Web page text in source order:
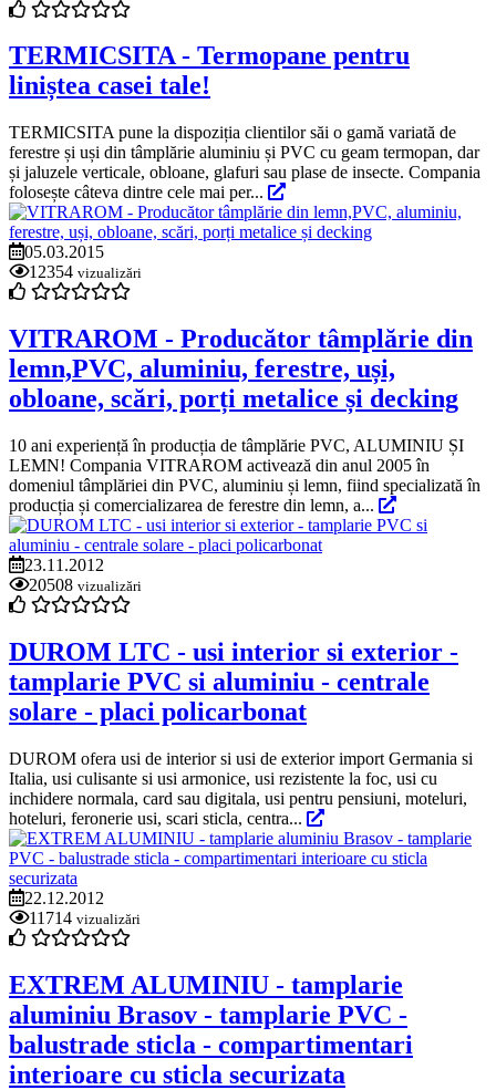
TERMICSITA - Termopane pentru
liniștea casei tale!
TERMICSITA pune la dispoziția clientilor săi o gamă variată de
ferestre și uși din tâmplărie aluminiu și PVC cu geam termopan, dar
și jaluzele verticale, obloane, glafuri sau plase de insecte. Compania
folosește câteva dintre cele mai per...
05.03.2015
12354 vizualizări
VITRAROM - Producător tâmplărie din
lemn,PVC, aluminiu, ferestre, uși,
obloane, scări, porți metalice și decking
10 ani experiență în producția de tâmplărie PVC, ALUMINIU ȘI
LEMN! Compania VITRAROM activează din anul 2005 în
domeniul tâmplăriei din PVC, aluminiu și lemn, fiind specializată în
producția și comercializarea de ferestre din lemn, a...
23.11.2012
20508 vizualizări
DUROM LTC - usi interior si exterior -
tamplarie PVC si aluminiu - centrale
solare - placi policarbonat
DUROM ofera usi de interior si usi de exterior import Germania si
Italia, usi culisante si usi armonice, usi rezistente la foc, usi cu
inchidere normala, card sau digitala, usi pentru pensiuni, moteluri,
hoteluri, feronerie usi, scari sticla, centra...
22.12.2012
11714 vizualizări
EXTREM ALUMINIU - tamplarie
aluminiu Brasov - tamplarie PVC -
balustrade sticla - compartimentari
interioare cu sticla securizata